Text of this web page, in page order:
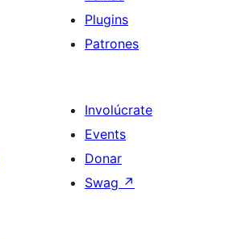
Plugins
Patrones
Involúcrate
Events
Donar
Swag ↗